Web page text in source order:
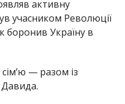
активну
учасником Революції
боронив Україну в
— разом із